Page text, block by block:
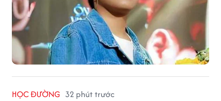
HỌC ĐƯỜNG 32 phút trước